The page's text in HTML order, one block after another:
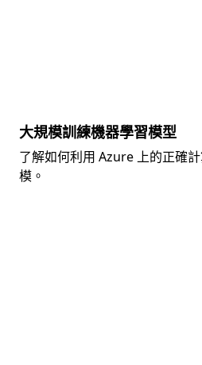
大規模訓練機器學習模型
了解如何利用 Azure 上的正確
模。